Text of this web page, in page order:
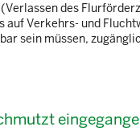
des
auf Verkehrs- und
sein müssen,